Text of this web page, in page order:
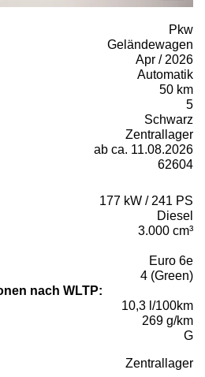
Pkw
Geländewagen
Apr / 2026
Automatik
50 km
5
Schwarz
Zentrallager
ab ca. 11.08.2026
62604
177 kW / 241 PS
Diesel
3.000 cm³
Euro 6e
4 (Green)
nach WLTP:
10,3 l/100km
269 g/km
G
Zentrallager